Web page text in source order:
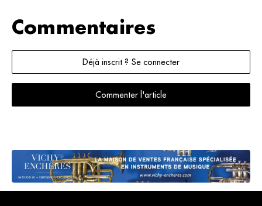
Commentaires
Déjà inscrit ? Se connecter
Commenter l'article